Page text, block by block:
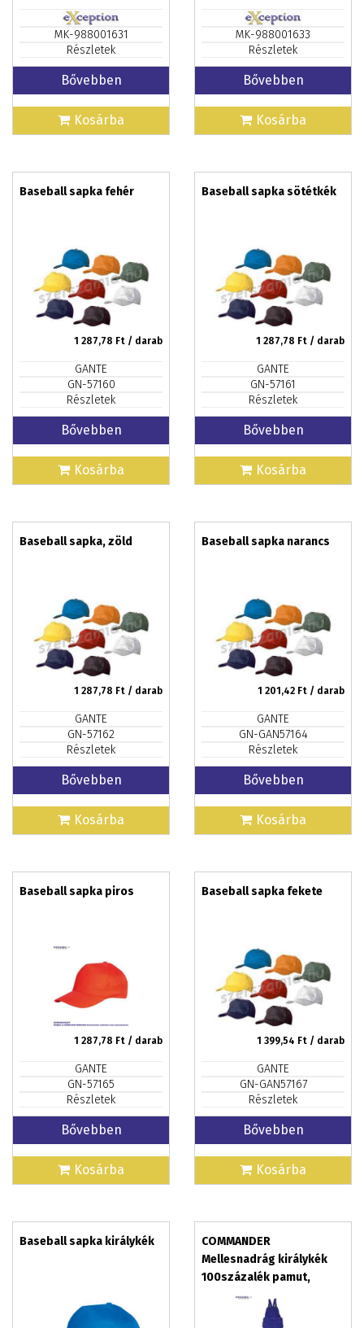
MK-988001631
Részletek
Bővebben
Kosárba
MK-988001633
Részletek
Bővebben
Kosárba
Baseball sapka fehér
1 287,78 Ft / darab
GANTE
GN-57160
Részletek
Bővebben
Kosárba
Baseball sapka sötétkék
1 287,78 Ft / darab
GANTE
GN-57161
Részletek
Bővebben
Kosárba
Baseball sapka, zöld
1 287,78 Ft / darab
GANTE
GN-57162
Részletek
Bővebben
Kosárba
Baseball sapka narancs
1 201,42 Ft / darab
GANTE
GN-GAN57164
Részletek
Bővebben
Kosárba
Baseball sapka piros
1 287,78 Ft / darab
GANTE
GN-57165
Részletek
Bővebben
Kosárba
Baseball sapka fekete
1 399,54 Ft / darab
GANTE
GN-GAN57167
Részletek
Bővebben
Kosárba
Baseball sapka királykék
COMMANDER
Mellesnadrág királykék
100százalék pamut,
méret: XS